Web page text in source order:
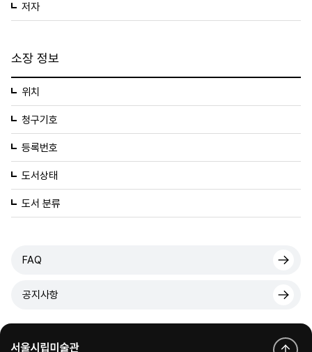
저자
소장 정보
위치
청구기호
등록번호
도서상태
도서 분류
FAQ
공지사항